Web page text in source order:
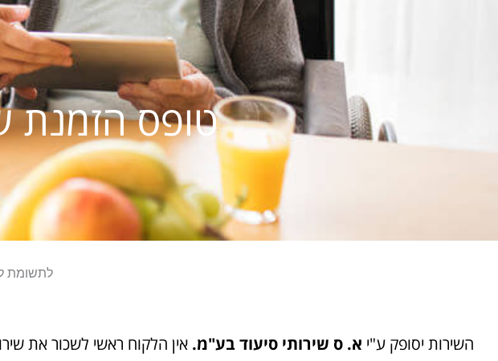
טופס הזמנת
לתשומת
השירות יסופק ע"י א. ס שירותי סיעוד בע"מ. אין הלקוח ראשי לשכור את